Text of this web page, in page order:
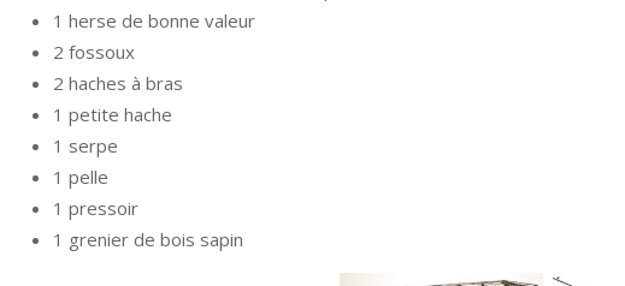
1 herse de bonne valeur
2 fossoux
2 haches à bras
1 petite hache
1 serpe
1 pelle
1 pressoir
1 grenier de bois sapin